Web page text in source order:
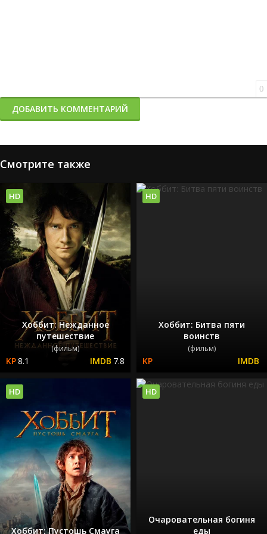
0
ДОБАВИТЬ КОММЕНТАРИЙ
Смотрите также
Хоббит: Нежданное
путешествие
(фильм)
8.1 7.8
HD
Хоббит: Битва пяти
воинств
(фильм)
HD
Хоббит: Пустошь Смауга
HD
Очаровательная богиня
еды
HD